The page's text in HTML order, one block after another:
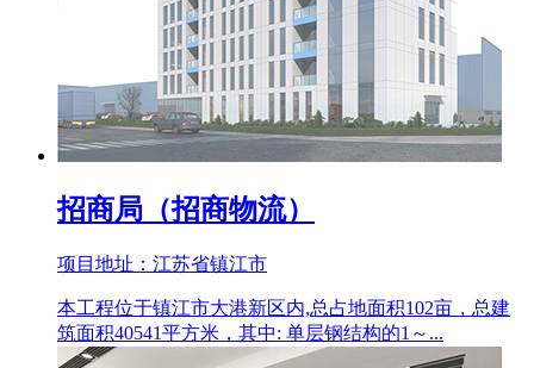
招商局（招商物流）
项目地址：江苏省镇江市
本工程位于镇江市大港新区内,总占地面积102亩，总建
筑面积40541平方米，其中: 单层钢结构的1～...